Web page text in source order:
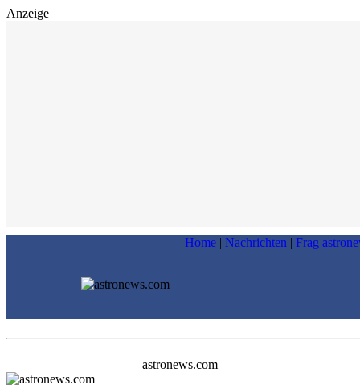
Anzeige
Home | Nachrichten | Frag
astronews.com